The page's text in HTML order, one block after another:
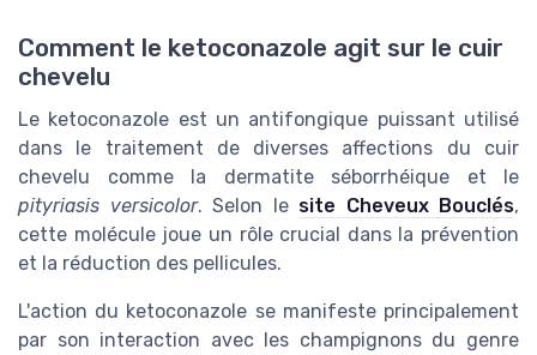
Comment le ketoconazole agit sur le cuir
chevelu
Le ketoconazole est un antifongique puissant utilisé
dans le traitement de diverses affections du cuir
chevelu comme la dermatite séborrhéique et le
pityriasis versicolor. Selon le site Cheveux Bouclés,
cette molécule joue un rôle crucial dans la prévention
et la réduction des pellicules.
L'action du ketoconazole se manifeste principalement
par son interaction avec les champignons du genre